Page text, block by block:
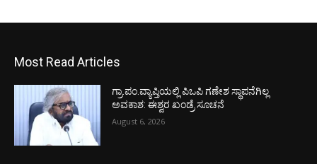
Most Read Articles
ಗ್ರಾ.ಪಂ.ವ್ಯಾಪ್ತಿಯಲ್ಲಿ ಪಿಒಪಿ ಗಣೇಶ ಸ್ಥಾಪನೆಗಿಲ್ಲ
ಅವಕಾಶ: ಈಶ್ವರ ಖಂಡ್ರೆ ಸೂಚನೆ
August 6, 2026